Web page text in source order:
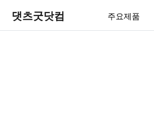
댓츠굿닷컴 주요제품